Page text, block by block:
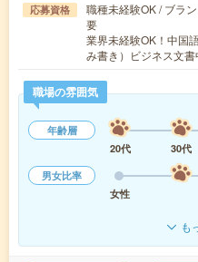
応募資格
職種未経験OK / ブラ
要
業界未経験OK！中国
み書き）ビジネス文
職場の雰囲気
年齢層
20代
30代
男女比率
女性
も